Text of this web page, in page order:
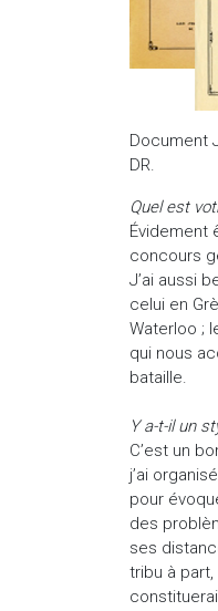
Document
DR.
Quel est
Évidement
concours
J’ai aussi
celui en
Waterloo ;
qui nous
bataille.
Y a-t-il un
C’est un
j’ai
pour
des
ses
tribu à